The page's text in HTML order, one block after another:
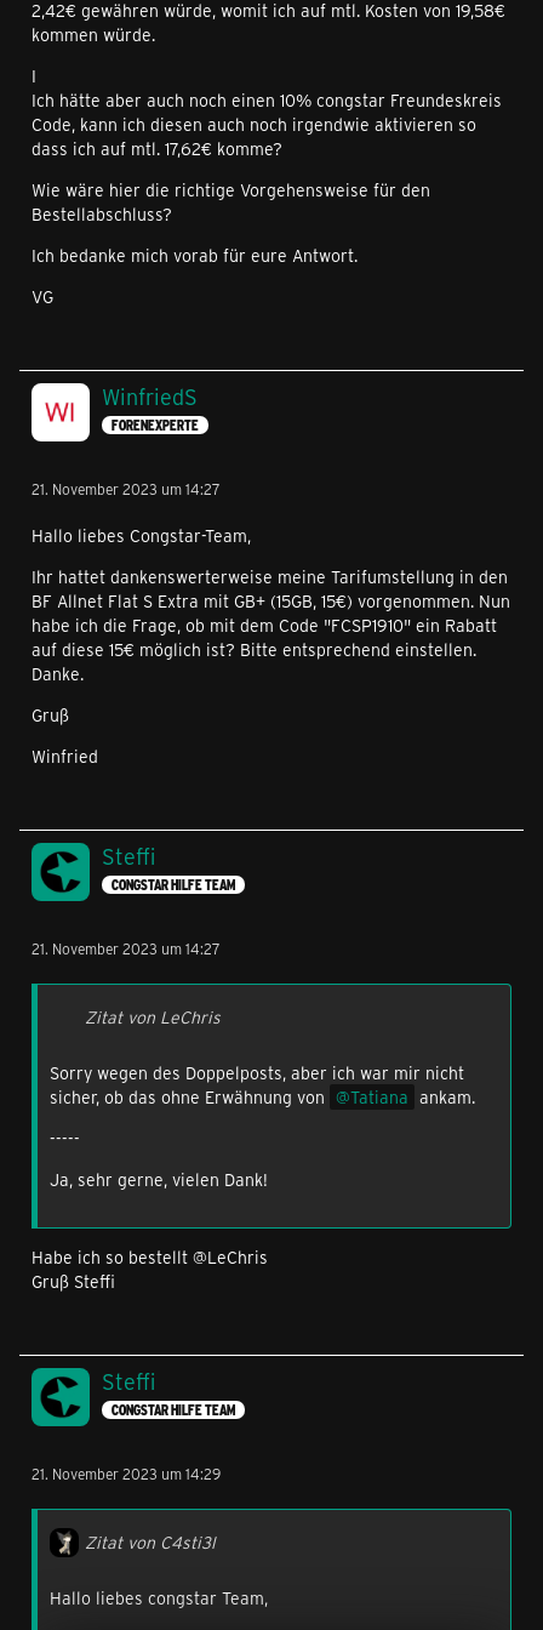
2,42€ gewähren würde, womit ich auf mtl. Kosten von 19,58€
kommen würde.
I
Ich hätte aber auch noch einen 10% congstar Freundeskreis
Code, kann ich diesen auch noch irgendwie aktivieren so
dass ich auf mtl. 17,62€ komme?
Wie wäre hier die richtige Vorgehensweise für den
Bestellabschluss?
Ich bedanke mich vorab für eure Antwort.
VG
WinfriedS
FORENEXPERTE
21. November 2023 um 14:27
Hallo liebes Congstar-Team,
Ihr hattet dankenswerterweise meine Tarifumstellung in den
BF Allnet Flat S Extra mit GB+ (15GB, 15€) vorgenommen. Nun
habe ich die Frage, ob mit dem Code "FCSP1910" ein Rabatt
auf diese 15€ möglich ist? Bitte entsprechend einstellen.
Danke.
Gruß
Winfried
Steffi
CONGSTAR HILFE TEAM
21. November 2023 um 14:27
Zitat von LeChris
Sorry wegen des Doppelposts, aber ich war mir nicht
sicher, ob das ohne Erwähnung von
Tatiana ankam.
-----
Ja, sehr gerne, vielen Dank!
Habe ich so bestellt @LeChris
Gruß Steffi
Steffi
CONGSTAR HILFE TEAM
21. November 2023 um 14:29
Zitat von C4sti3l
Hallo liebes congstar Team,